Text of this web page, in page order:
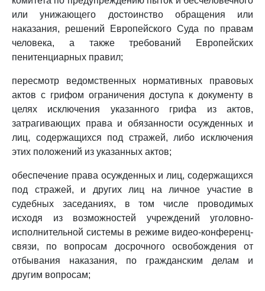
или унижающего достоинство обращения или
наказания, решений Европейского Суда по правам
человека, а также требований Европейских
пенитенциарных правил;
пересмотр ведомственных нормативных правовых
актов с грифом ограничения доступа к документу в
целях исключения указанного грифа из актов,
затрагивающих права и обязанности осужденных и
лиц, содержащихся под стражей, либо исключения
этих положений из указанных актов;
обеспечение права осужденных и лиц, содержащихся
под стражей, и других лиц на личное участие в
судебных заседаниях, в том числе проводимых
исходя из возможностей учреждений уголовно-
исполнительной системы в режиме видео-конференц-
связи, по вопросам досрочного освобождения от
отбывания наказания, по гражданским делам и
другим вопросам;